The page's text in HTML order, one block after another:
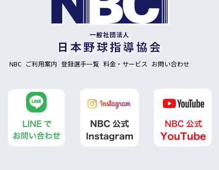
NBC ご利用案内 登録選手一覧 料金・サービス お問い合わせ